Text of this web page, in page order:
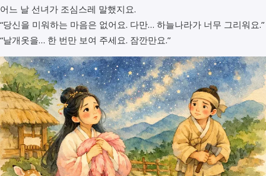
어느 날 선녀가 조심스레 말했지요.
“당신을 미워하는 마음은 없어요. 다만… 하늘나라가 너무 그리워요.”
“날개옷을… 한 번만 보여 주세요. 잠깐만요.”